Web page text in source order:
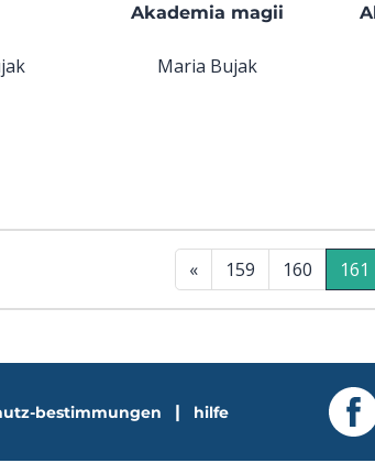
Akademia magii
Maria Bujak
« 159 160 161
bestimmungen | hilfe